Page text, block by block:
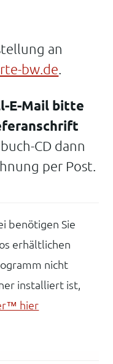
an
bw.de
E-Mail bitte
CD dann
per Post.
benötigen Sie
erhältlichen
nicht
installiert ist,
hier